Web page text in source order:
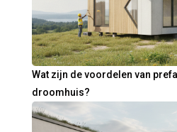
Wat zijn de voordelen van
droomhuis?